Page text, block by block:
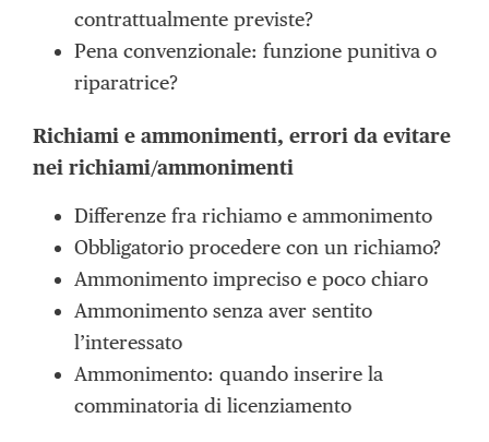
contrattualmente previste?
Pena convenzionale: funzione punitiva o
riparatrice?
Richiami e ammonimenti, errori da evitare
nei richiami/ammonimenti
Differenze fra richiamo e ammonimento
Obbligatorio procedere con un richiamo?
Ammonimento impreciso e poco chiaro
Ammonimento senza aver sentito
l’interessato
Ammonimento: quando inserire la
comminatoria di licenziamento